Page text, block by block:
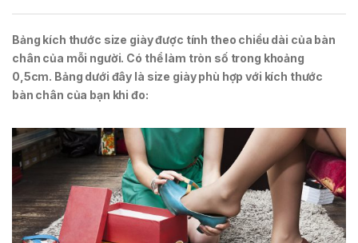
Bảng kích thước size giày được tính theo chiều dài của bàn
chân của mỗi người. Có thể làm tròn số trong khoảng
0,5cm. Bảng dưới đây là size giày phù hợp với kích thước
bàn chân của bạn khi đo: